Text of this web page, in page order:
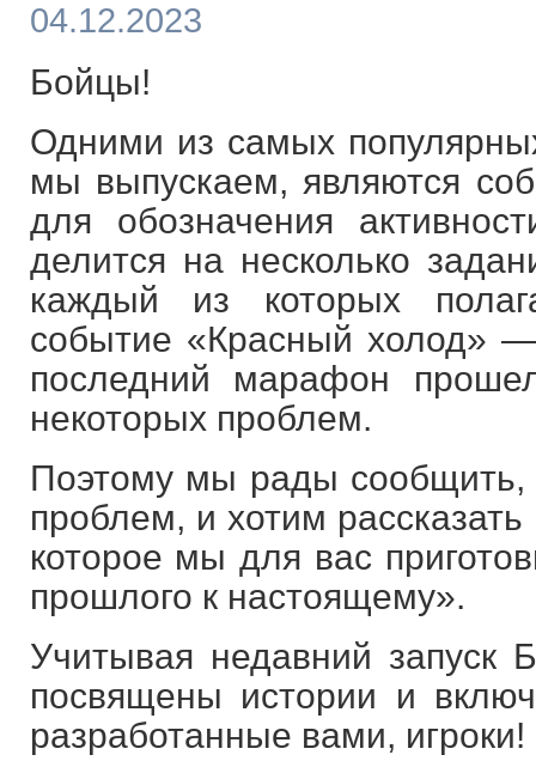
04.12.2023
Бойцы!
Одними из самых
мы выпускаем, являются
для обозначения
делится на несколько
каждый из которых
событие «Красный холод»
последний марафон
некоторых проблем.
Поэтому мы рады сообщить,
проблем, и хотим
которое мы для вас
прошлого к настоящему».
Учитывая недавний запуск
посвящены истории и
разработанные вами, игроки!